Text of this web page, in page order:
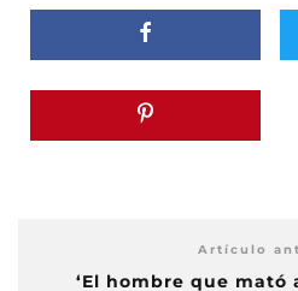
Artículo
‘El hombre que mató